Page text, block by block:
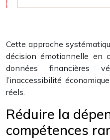
Cette approche
décision émotionnelle en
données financières
l’inaccessibilité
réels.
Réduire la
compétences